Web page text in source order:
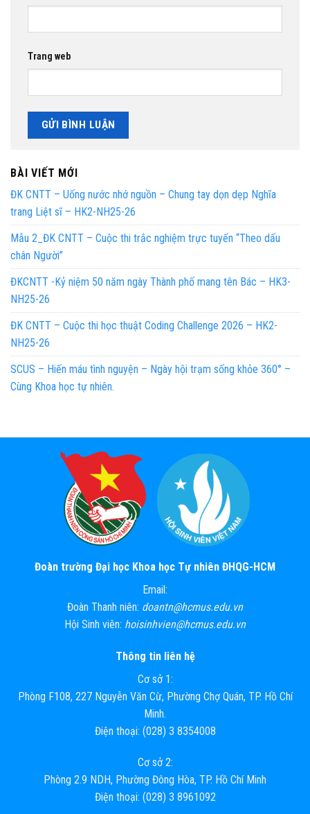
Trang web
BÀI VIẾT MỚI
ĐK CNTT – Uống nước nhớ nguồn – Chung tay dọn dẹp Nghĩa
trang Liệt sĩ – HK2-NH25-26
Mẫu 2_ĐK CNTT – Cuộc thi trắc nghiệm trực tuyến “Theo dấu
chân Người”
ĐKCNTT -Kỷ niệm 50 năm ngày Thành phố mang tên Bác – HK3-
NH25-26
ĐK CNTT – Cuộc thi học thuật Coding Challenge 2026 – HK2-
NH25-26
SCUS – Hiến máu tình nguyện – Ngày hội trạm sống khỏe 360° –
Cùng Khoa học tự nhiên.
Đoàn trường Đại học Khoa học Tự nhiên ĐHQG-HCM
Email:
Đoàn Thanh niên: doantn@hcmus.edu.vn
Hội Sinh viên: hoisinhvien@hcmus.edu.vn
Thông tin liên hệ
Cơ sở 1:
Phòng F108, 227 Nguyễn Văn Cừ, Phường Chợ Quán, TP. Hồ Chí
Minh.
Điện thoại: (028) 3 8354008
Cơ sở 2:
Phòng 2.9 NDH, Phường Đông Hòa, TP. Hồ Chí Minh
Điện thoại: (028) 3 8961092